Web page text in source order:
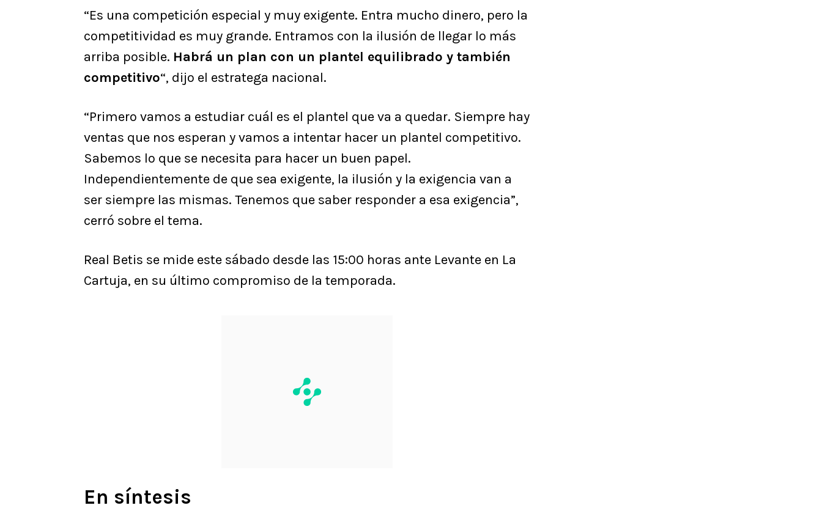
“Es una competición especial y muy exigente. Entra mucho dinero, pero la
competitividad es muy grande. Entramos con la ilusión de llegar lo más
arriba posible. Habrá un plan con un plantel equilibrado y también
competitivo“, dijo el estratega nacional.
“Primero vamos a estudiar cuál es el plantel que va a quedar. Siempre hay
ventas que nos esperan y vamos a intentar hacer un plantel competitivo.
Sabemos lo que se necesita para hacer un buen papel.
Independientemente de que sea exigente, la ilusión y la exigencia van a
ser siempre las mismas. Tenemos que saber responder a esa exigencia”,
cerró sobre el tema.
Real Betis se mide este sábado desde las 15:00 horas ante Levante en La
Cartuja, en su último compromiso de la temporada.
En síntesis